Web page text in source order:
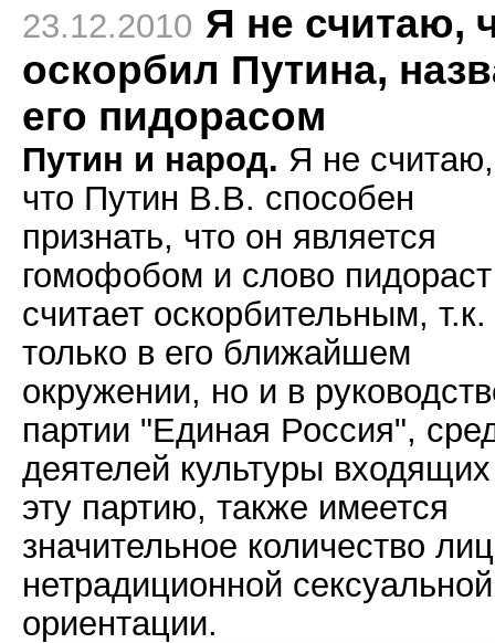
23.12.2010 Я не считаю,
оскорбил Путина,
его пидорасом
Путин и народ. Я не считаю,
что Путин В.В. способен
признать, что он является
гомофобом и слово пидораст
считает оскорбительным,
только в его ближайшем
окружении, но и в
партии "Единая Россия",
деятелей культуры
эту партию, также имеется
значительное количество лиц
нетрадиционной сексуальной
ориентации.